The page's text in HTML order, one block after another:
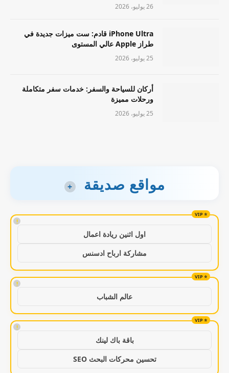
26 يوليو، 2026
iPhone Ultra قادم: ست ميزات جديدة في
طراز Apple عالي المستوى
25 يوليو، 2026
أركان للسياحة والسفر: خدمات سفر متكاملة
ورحلات مميزة
25 يوليو، 2026
مواقع صديقة +
!
اول اثنين ريادة اعمال
مشاركة ارباح ادسنس
!
عالم الشباب
!
باقة باك لينك
تحسين محركات البحث SEO